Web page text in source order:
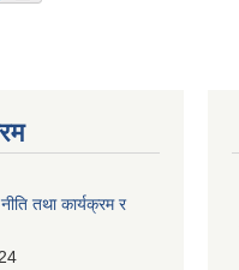
तथा कार्यक्रम र